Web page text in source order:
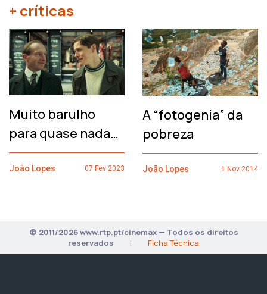
+ críticas
Muito barulho
para quase nada…
João Lopes 07 Fev 2023
A “fotogenia” da
pobreza
João Lopes 1 Nov 2014
© 2011/2026 www.rtp.pt/cinemax — Todos os direitos
reservados
| Ficha Técnica